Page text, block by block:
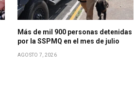
Más de mil 900 personas detenidas
por la SSPMQ en el mes de julio
AGOSTO 7, 2026